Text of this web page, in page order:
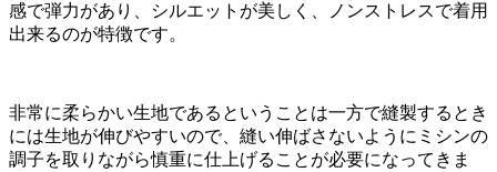
感で弾力があり、シルエットが美しく、ノンストレスで着用
出来るのが特徴です。
非常に柔らかい生地であるということは一方で縫製するとき
には生地が伸びやすいので、縫い伸ばさないようにミシンの
調子を取りながら慎重に仕上げることが必要になってきま